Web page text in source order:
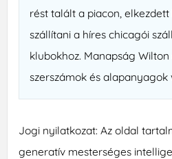
rést talált a piacon,
szállítani a híres chicagói
klubokhoz. Manapság
szerszámok és alapanyagok
Jogi nyilatkozat: Az oldal
generatív mesterséges